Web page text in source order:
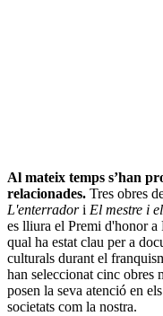
Al mateix temps s’han
relacionades. Tres obres
L'enterradori El mestre i
es lliura el Premi d'honor
qual ha estat clau per a
culturals durant el
han seleccionat cinc obres
posen la seva atenció en
societats com la nostra.